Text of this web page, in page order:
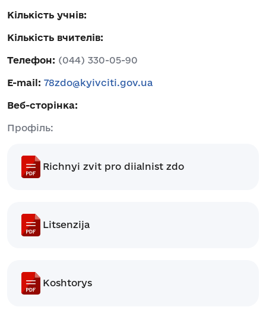
Кількість учнів:
Кількість вчителів:
Телефон: (044) 330-05-90
E-mail: 78zdo@kyivciti.gov.ua
Веб-сторінка:
Профіль:
Richnyi zvit pro diialnist zdo
Litsenzija
Koshtorys